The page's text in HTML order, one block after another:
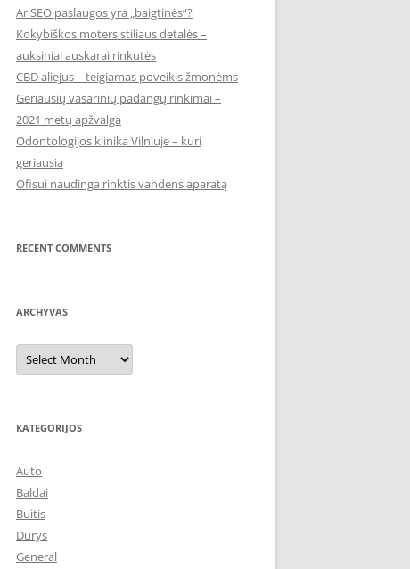
Ar SEO paslaugos yra „baigtinės“?
Kokybiškos moters stiliaus detalės –
auksiniai auskarai rinkutės
CBD aliejus – teigiamas poveikis žmonėms
Geriausių vasarinių padangų rinkimai –
2021 metų apžvalga
Odontologijos klinika Vilniuje – kuri
geriausia
Ofisui naudinga rinktis vandens aparatą
RECENT COMMENTS
ARCHYVAS
Archyvas
KATEGORIJOS
Auto
Baldai
Buitis
Durys
General